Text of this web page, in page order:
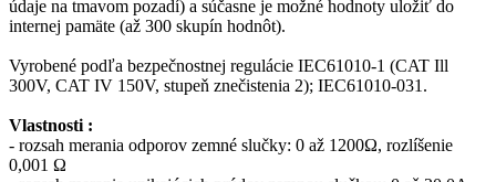
údaje na tmavom pozadí) a súčasne je možné hodnoty uložiť do
internej pamäte (až 300 skupín hodnôt).
Vyrobené podľa bezpečnostnej regulácie IEC61010-1 (CAT Ill
300V, CAT IV 150V, stupeň znečistenia 2); IEC61010-031.
Vlastnosti :
- rozsah merania odporov zemné slučky: 0 až 1200Ω, rozlíšenie
0,001 Ω